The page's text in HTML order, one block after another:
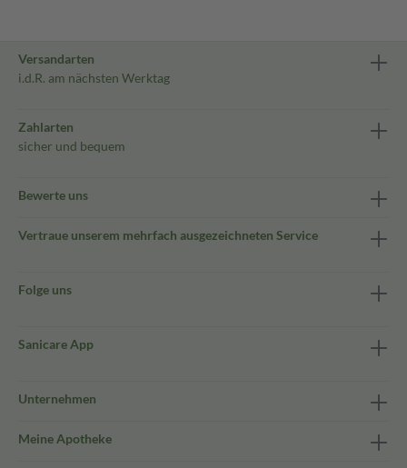
Versandarten
i.d.R. am nächsten Werktag
Zahlarten
sicher und bequem
Bewerte uns
Vertraue unserem mehrfach ausgezeichneten Service
Folge uns
Sanicare App
Unternehmen
Meine Apotheke